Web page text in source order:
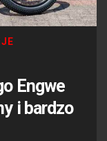
Engwe
i bardzo